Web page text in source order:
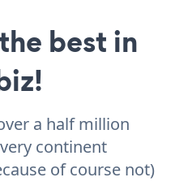
best in
a half million
continent
of course not)